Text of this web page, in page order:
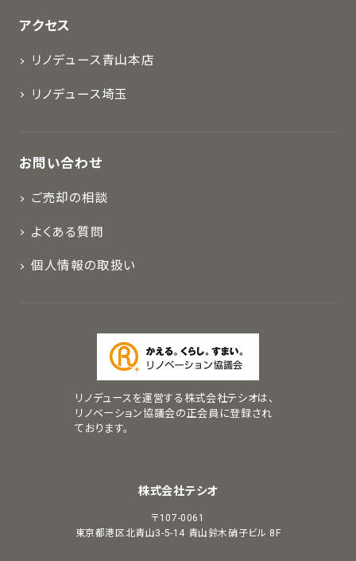
アクセス
リノデュース青山本店
リノデュース埼玉
お問い合わせ
ご売却の相談
よくある質問
個人情報の取扱い
リノデュースを運営する株式会社テシオは、
リノベーション協議会の正会員に登録され
ております。
株式会社テシオ
〒107-0061
東京都港区北青山3-5-14 青山鈴木硝子ビル 8F